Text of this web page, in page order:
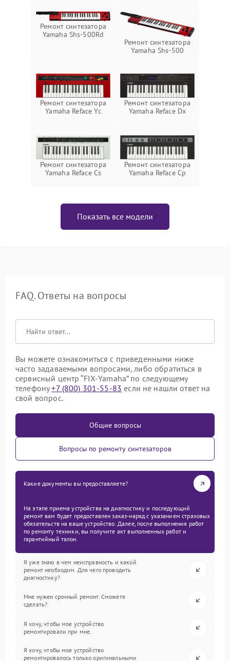
Ремонт синтезатора
Yamaha Shs-500Rd
Ремонт синтезатора
Yamaha Shs-500
Ремонт синтезатора
Yamaha Reface Yc
Ремонт синтезатора
Yamaha Reface Dx
Ремонт синтезатора
Yamaha Reface Cs
Ремонт синтезатора
Yamaha Reface Cp
Показать все модели
FAQ. Ответы на вопросы
Вы можете ознакомиться с приведенными ниже
часто задаваемыми вопросами, либо обратиться в
сервисный центр “FIX-Yamaha” по следующему
телефону+7 (800) 301-55-83 если не нашли ответ на
свой вопрос.
Общие вопросы
Вопросы по ремонту синтезаторов
Какие документы вы предоставляете?
На этапе приема устройства на диагностику и последующий
ремонт вам будет предоставлен заказ-наряд с указанием страховых
обязательств на ваше устройство. Далее, после выполнения работ
по ремонту техники, вы получите акт выполненных работ и
гарантийный талон.
Я уже знаю в чем неисправность и какой
ремонт необходим. Для чего проводить
диагностику?
Мне нужен срочный ремонт. Сможете
сделать?
Я хочу, чтобы мое устройство
ремонтировали при мне.
Я хочу, чтобы мое устройство
ремонтировалось только оригинальными